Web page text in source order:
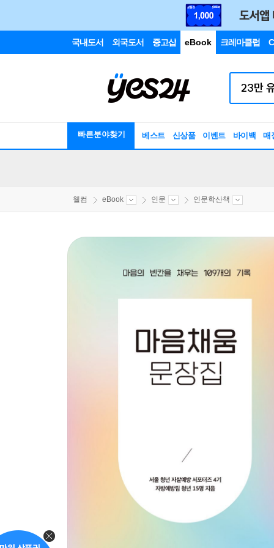
국내도서 외국도서 중고샵 eBook 크레마클럽
빠른분야찾기 베스트 신상품 이벤트 바이백 매
웰컴 eBook 인문 인문학산책